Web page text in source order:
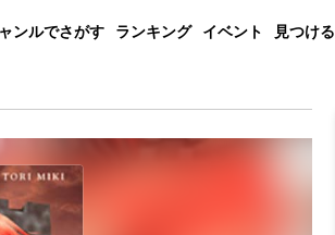
ンルでさがす ランキング イベント 見つける